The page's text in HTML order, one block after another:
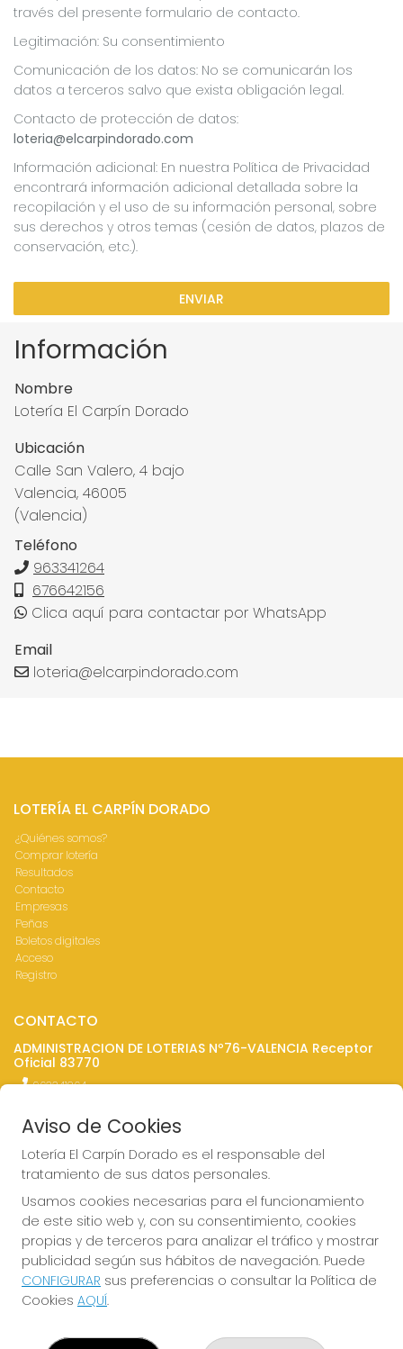
través del presente formulario de contacto.
Legitimación: Su consentimiento
Comunicación de los datos: No se comunicarán los
datos a terceros salvo que exista obligación legal.
Contacto de protección de datos:
loteria@elcarpindorado.com
Información adicional: En nuestra Política de Privacidad
encontrará información adicional detallada sobre la
recopilación y el uso de su información personal, sobre
sus derechos y otros temas (cesión de datos, plazos de
conservación, etc.).
ENVIAR
Información
Nombre
Lotería El Carpín Dorado
Ubicación
Calle San Valero, 4 bajo
Valencia, 46005
(Valencia)
Teléfono
963341264
676642156
Clica aquí para contactar por WhatsApp
Email
loteria@elcarpindorado.com
LOTERÍA EL CARPÍN DORADO
¿Quiénes somos?
Comprar lotería
Resultados
Contacto
Empresas
Peñas
Boletos digitales
Acceso
Registro
CONTACTO
ADMINISTRACION DE LOTERIAS Nº76-VALENCIA Receptor
Oficial 83770
963341264
676642156
loteria@elcarpindorado.com
Calle San Valero, 4 bajo
Valencia, 46005
(Valencia) España
LEGAL
Aviso Legal
Política de Privacidad
Política de Cookies
Aviso de Cookies
Lotería El Carpín Dorado es el responsable del
tratamiento de sus datos personales.
Usamos cookies necesarias para el funcionamiento
de este sitio web y, con su consentimiento, cookies
propias y de terceros para analizar el tráfico y mostrar
publicidad según sus hábitos de navegación. Puede
CONFIGURAR sus preferencias o consultar la Política de
Cookies AQUÍ.